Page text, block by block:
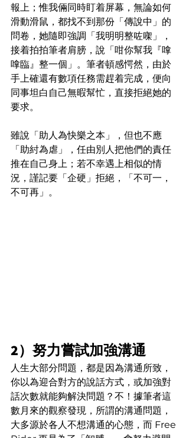
報上；惟我倆同時盯着屏幕，無論如何
滑動滑鼠，都找不到那份「傳說中」的
問卷，她隨即強調「我明明整咗㗎」，
接着拍拍筆者肩膀，說「咁你幫我『嗱
嗱臨』整一個」。筆者頓感愕然，由於
手上確還有數項任務需趕着完成，便向
同事坦白自己無暇幫忙，直接拒絕她的
要求。
雖說「助人為快樂之本」，但也不應
「助紂為虐」，任由別人把他們的責任
推在自己身上；若不幸遇上相似的情
況，謹記要「企硬」拒絕，「不可一，
不可再」。
2）努力嘗試加強溝通
人生大部分問題，都是因為溝通所致，
你以為迎合對方的說話方式，或加強對
話次數就能夠解決問題？不！據筆者這
數月來的觀察發現，所謂的溝通問題，
大多源於各人不想溝通的心態，而 Free